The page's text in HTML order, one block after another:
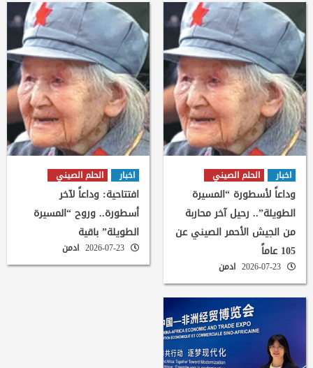
اخبار الحلم الصيني
وداعاً لأسطورة “المسيرة
الطويلة”.. رحيل آخر محاربة
من الجيش الأحمر الصيني عن
105 عاماً
ادمن
اخبار الحلم الصيني
افتتاحية: وداعاً لآخر
أسطورة.. وروح “المسيرة
الطويلة” باقية
ادمن